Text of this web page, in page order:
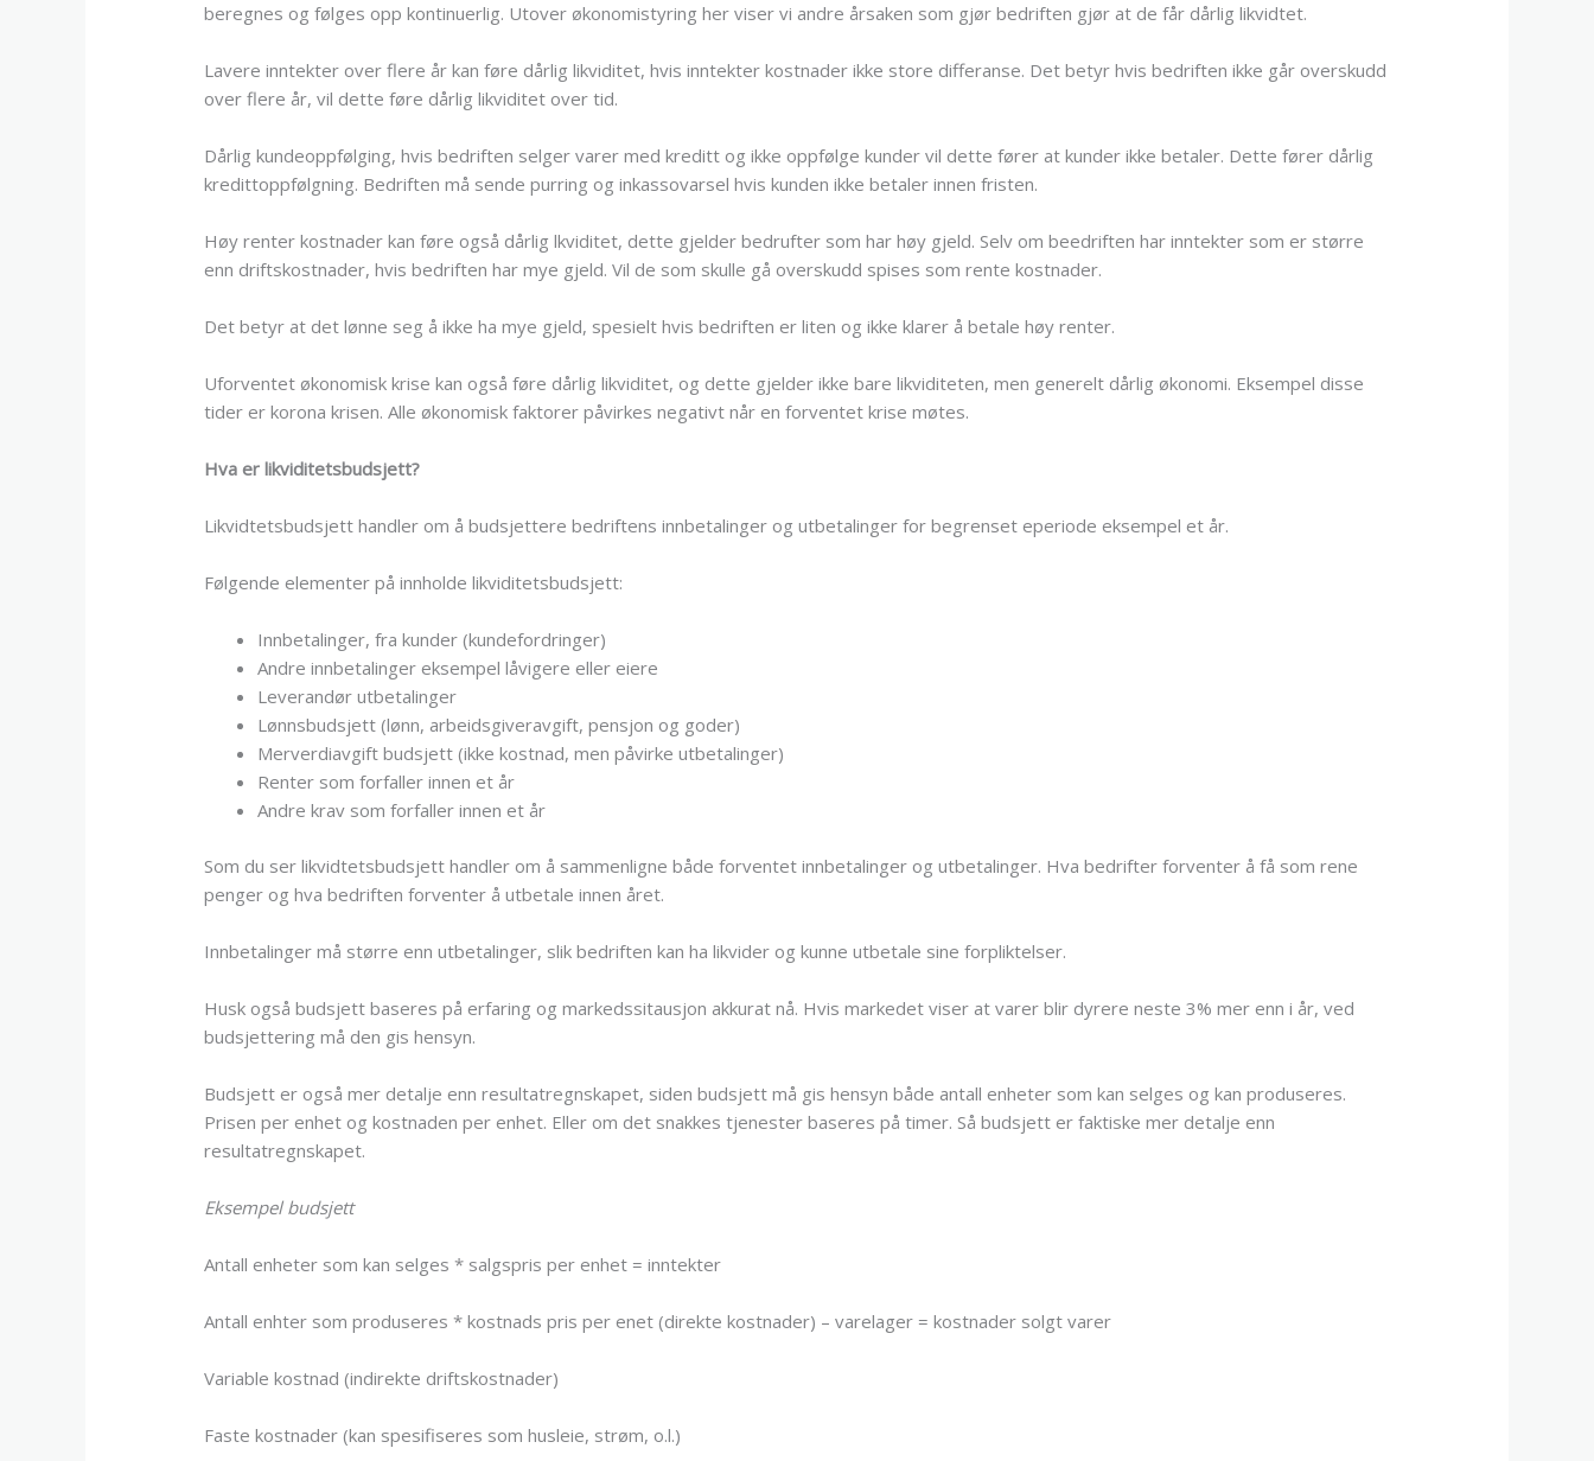
beregnes og følges opp kontinuerlig. Utover økonomistyring her viser vi andre årsaken som gjør bedriften gjør at de får dårlig likvidtet.
Lavere inntekter over flere år kan føre dårlig likviditet, hvis inntekter kostnader ikke store differanse. Det betyr hvis bedriften ikke går overskudd
over flere år, vil dette føre dårlig likviditet over tid.
Dårlig kundeoppfølging, hvis bedriften selger varer med kreditt og ikke oppfølge kunder vil dette fører at kunder ikke betaler. Dette fører dårlig
kredittoppfølgning. Bedriften må sende purring og inkassovarsel hvis kunden ikke betaler innen fristen.
Høy renter kostnader kan føre også dårlig lkviditet, dette gjelder bedrufter som har høy gjeld. Selv om beedriften har inntekter som er større
enn driftskostnader, hvis bedriften har mye gjeld. Vil de som skulle gå overskudd spises som rente kostnader.
Det betyr at det lønne seg å ikke ha mye gjeld, spesielt hvis bedriften er liten og ikke klarer å betale høy renter.
Uforventet økonomisk krise kan også føre dårlig likviditet, og dette gjelder ikke bare likviditeten, men generelt dårlig økonomi. Eksempel disse
tider er korona krisen. Alle økonomisk faktorer påvirkes negativt når en forventet krise møtes.
Hva er likviditetsbudsjett?
Likvidtetsbudsjett handler om å budsjettere bedriftens innbetalinger og utbetalinger for begrenset eperiode eksempel et år.
Følgende elementer på innholde likviditetsbudsjett:
Innbetalinger, fra kunder (kundefordringer)
Andre innbetalinger eksempel låvigere eller eiere
Leverandør utbetalinger
Lønnsbudsjett (lønn, arbeidsgiveravgift, pensjon og goder)
Merverdiavgift budsjett (ikke kostnad, men påvirke utbetalinger)
Renter som forfaller innen et år
Andre krav som forfaller innen et år
Som du ser likvidtetsbudsjett handler om å sammenligne både forventet innbetalinger og utbetalinger. Hva bedrifter forventer å få som rene
penger og hva bedriften forventer å utbetale innen året.
Innbetalinger må større enn utbetalinger, slik bedriften kan ha likvider og kunne utbetale sine forpliktelser.
Husk også budsjett baseres på erfaring og markedssitausjon akkurat nå. Hvis markedet viser at varer blir dyrere neste 3% mer enn i år, ved
budsjettering må den gis hensyn.
Budsjett er også mer detalje enn resultatregnskapet, siden budsjett må gis hensyn både antall enheter som kan selges og kan produseres.
Prisen per enhet og kostnaden per enhet. Eller om det snakkes tjenester baseres på timer. Så budsjett er faktiske mer detalje enn
resultatregnskapet.
Eksempel budsjett
Antall enheter som kan selges * salgspris per enhet = inntekter
Antall enhter som produseres * kostnads pris per enet (direkte kostnader) – varelager = kostnader solgt varer
Variable kostnad (indirekte driftskostnader)
Faste kostnader (kan spesifiseres som husleie, strøm, o.l.)